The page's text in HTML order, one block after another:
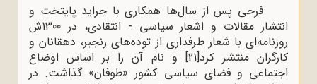
فرخی پس از سال‌ها همکاری با جراید پایتخت و
انتشار مقالات و اشعار سیاسی - انتقادی، در 1300ش
روزنامه‌ای با شعار طرفداری از توده‌های رنجبر، دهقانان و
کارگران منتشر کرد[21]
و نام آن را بر اساس اوضاع
اجتماعی و فضای سیاسی کشور «طوفان» گذاشت. در